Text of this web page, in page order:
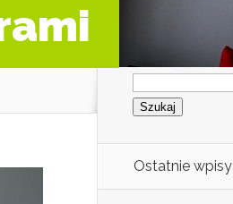
Szukaj:
Ostatnie wpisy